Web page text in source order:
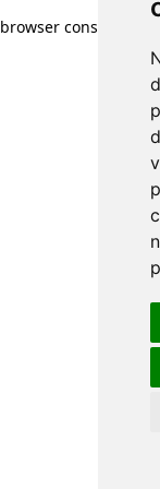
browser console for